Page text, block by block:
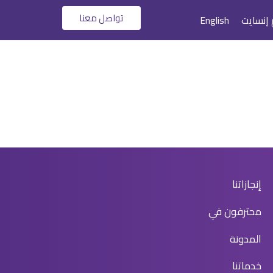
إنسايت English تواصل معنا
إنجازاتنا
محترفون في
المدونة
خدماتنا